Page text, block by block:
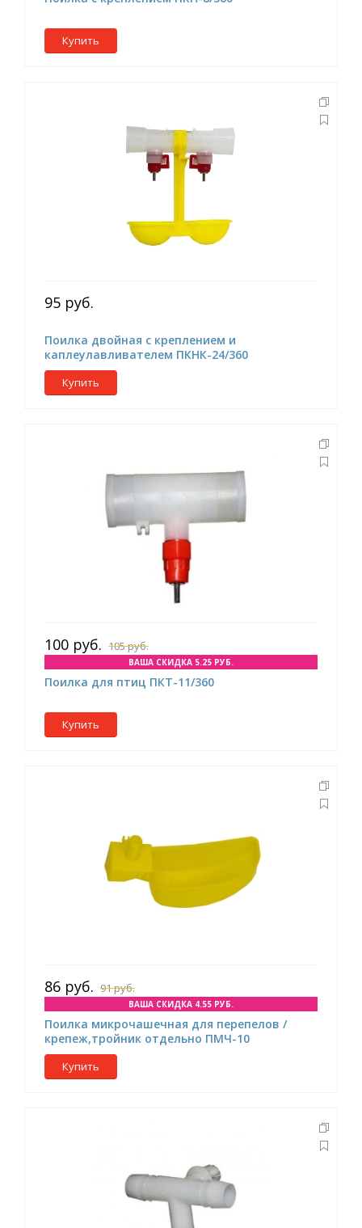
Купить
95 руб.
Поилка двойная с креплением и
каплеулавливателем ПКНК-24/360
Купить
100 руб. 105 руб.
ВАША СКИДКА 5.25 РУБ.
Поилка для птиц ПКТ-11/360
Купить
86 руб. 91 руб.
ВАША СКИДКА 4.55 РУБ.
Поилка микрочашечная для перепелов /
крепеж,тройник отдельно ПМЧ-10
Купить